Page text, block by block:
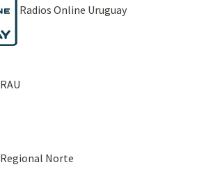
Radios Online Uruguay
RAU
Regional Norte